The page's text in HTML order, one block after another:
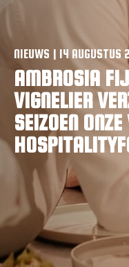
NIEUWS | 14 AUGUSTUS
AMBROSIA
VIGNELIER
SEIZOEN